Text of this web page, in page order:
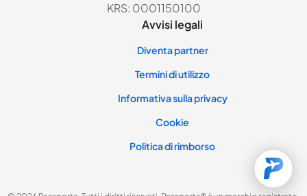
KRS: 0001150100
Avvisi legali
Diventa partner
Termini di utilizzo
Informativa sulla privacy
Cookie
Politica di rimborso